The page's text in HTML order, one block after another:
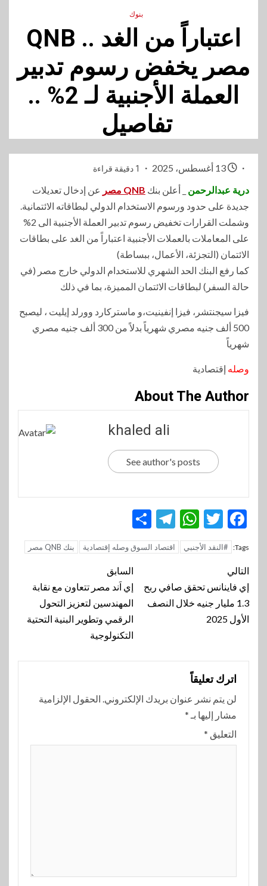
بنوك
اعتباراً من الغد .. QNB
مصر يخفض رسوم تدبير
العملة الأجنبية لـ 2% ..
تفاصيل
1 دقيقة قراءة
درية عبدالرحمن _ أعلن بنك QNB مصر
عن إدخال تعديلات
جديدة على حدود ورسوم الاستخدام الدولي لبطاقاته الائتمانية.
وشملت القرارات تخفيض رسوم تدبير العملة الأجنبية الى 2%
على المعاملات بالعملات الأجنبية اعتباراً من الغد على بطاقات
الائتمان (التجزئة، الأعمال، ببساطة)
كما رفع البنك الحد الشهري للاستخدام الدولي خارج مصر (في
حالة السفر) لبطاقات الائتمان المميزة، بما في ذلك
فيزا سيجنتشر، فيزا إنفينيت،و ماستركارد وورلد إيليت ، ليصبح
500 ألف جنيه مصري شهرياً بدلاً من 300 ألف جنيه مصري
شهرياً
وصله إقتصادية
About The Author
khaled ali
See author's posts
Facebook
Twitter
WhatsApp
Telegram
Tags: #النقد الأجنبي اقتصاد السوق وصله إقتصادية بنك QNB مصر
تنقل
المقالة
السابق
إي اَند مصر تتعاون مع نقابة
المهندسين لتعزيز التحول
الرقمي وتطوير البنية التحتية
التكنولوجية
التالي
إي فاينانس تحقق صافي ربح
1.3 مليار جنيه خلال النصف
الأول 2025
اترك تعليقاً
لن يتم نشر عنوان بريدك الإلكتروني. الحقول الإلزامية
مشار إليها بـ *
التعليق *